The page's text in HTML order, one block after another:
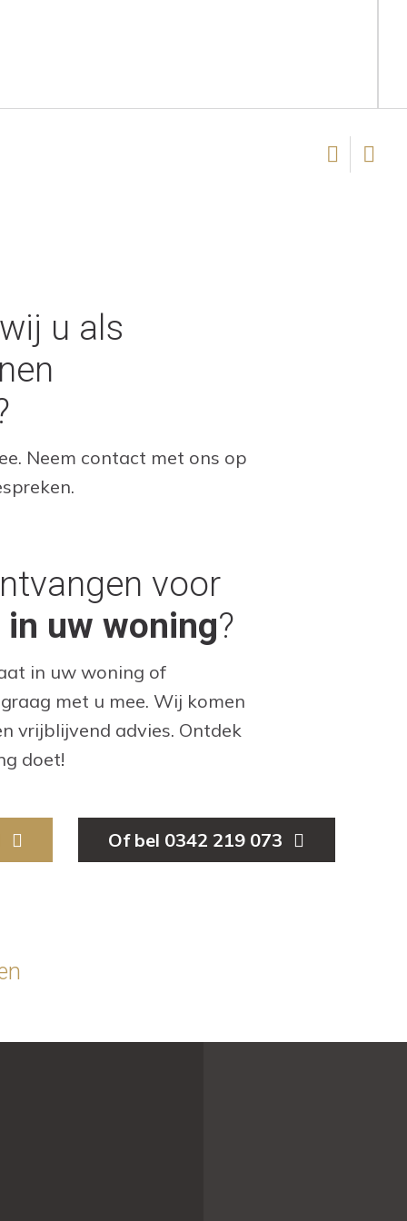
u als
Neem contact met ons op
voor
uw woning?
in uw woning of
met u mee. Wij komen
vrijblijvend advies. Ontdek
doet!
Of bel 0342 219 073